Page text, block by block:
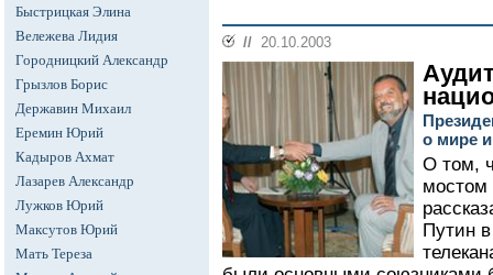
Быстрицкая Элина
Вележева Лидия
Городницкий Александр
Грызлов Борис
Державин Михаил
Еремин Юрий
Кадыров Ахмат
Лазарев Александр
Лужков Юрий
Максутов Юрий
Мать Тереза
// 20.10.2003
о мире
О том,
мостом
Путин